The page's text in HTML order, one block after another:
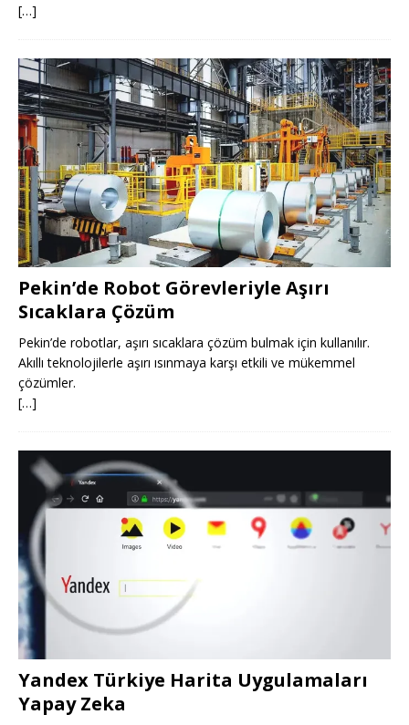
[…]
Pekin’de Robot Görevleriyle Aşırı
Sıcaklara Çözüm
Pekin’de robotlar, aşırı sıcaklara çözüm bulmak için kullanılır.
Akıllı teknolojilerle aşırı ısınmaya karşı etkili ve mükemmel
çözümler.
[…]
Yandex Türkiye Harita Uygulamaları
Yapay Zeka